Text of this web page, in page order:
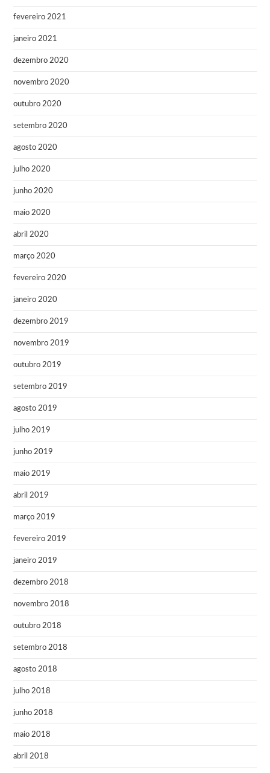
fevereiro 2021
janeiro 2021
dezembro 2020
novembro 2020
outubro 2020
setembro 2020
agosto 2020
julho 2020
junho 2020
maio 2020
abril 2020
março 2020
fevereiro 2020
janeiro 2020
dezembro 2019
novembro 2019
outubro 2019
setembro 2019
agosto 2019
julho 2019
junho 2019
maio 2019
abril 2019
março 2019
fevereiro 2019
janeiro 2019
dezembro 2018
novembro 2018
outubro 2018
setembro 2018
agosto 2018
julho 2018
junho 2018
maio 2018
abril 2018